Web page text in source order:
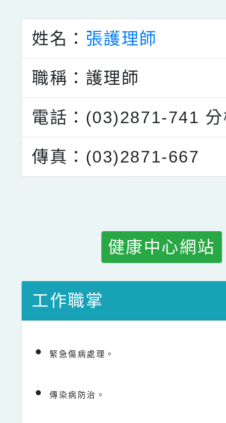
點擊Facebook分享及讚
姓名： 張護理師
職稱：護理師
電話：(03)2871-741
傳真：(03)2871-667
健康中心網站
工作職掌
緊急傷病處理。
傳染病防治。